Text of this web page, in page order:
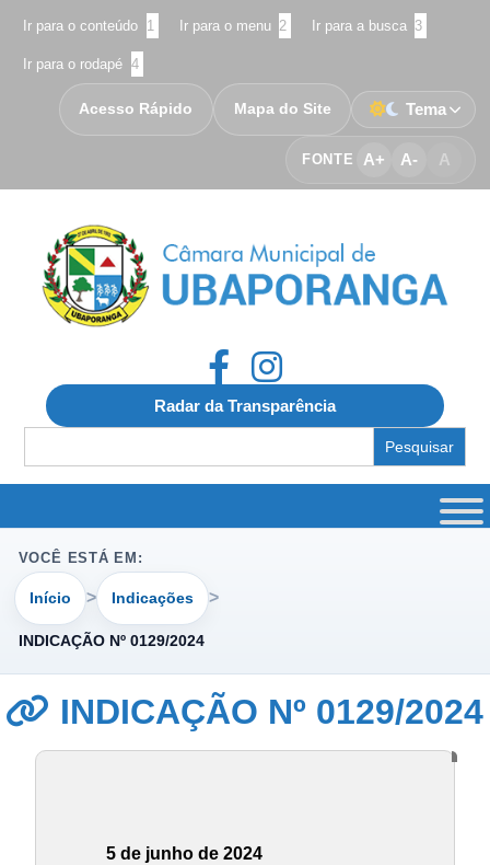
Ir para o conteúdo 1 Ir para o menu 2 Ir para a busca 3
Ir para o rodapé 4
FONTE A+ A- A
Acesso Rápido Mapa do Site Tema
Radar da Transparência
for:
VOCÊ ESTÁ EM:
Início Indicações
INDICAÇÃO Nº 0129/2024
INDICAÇÃO Nº 0129/2024
5 de junho de 2024